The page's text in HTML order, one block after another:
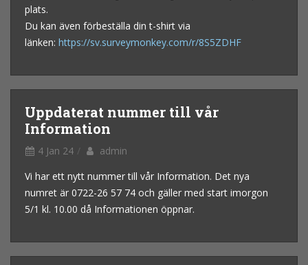
plats.
Du kan även förbeställa din t-shirt via
länken: https://sv.surveymonkey.com/r/8S5ZDHF
Uppdaterat nummer till vår
Information
4 Jan 24
admin
Vi har ett nytt nummer till vår Information. Det nya
numret är 0722-26 57 74 och gäller med start imorgon
5/1 kl. 10.00 då Informationen öppnar.